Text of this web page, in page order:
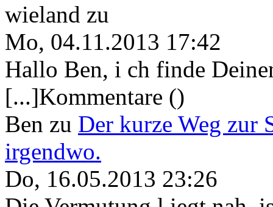
wieland zu
Mo, 04.11.2013 17:42
Hallo Ben, i ch finde
[...]Kommentare ()
Ben zu Der kurze Weg zur
irgendwo.
Do, 16.05.2013 23:26